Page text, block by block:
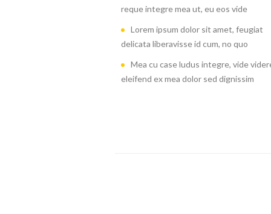
reque integre mea ut, eu eos vide
Lorem ipsum dolor sit amet, feugiat
delicata liberavisse id cum, no quo
Mea cu case ludus integre, vide
eleifend ex mea dolor sed dignissim